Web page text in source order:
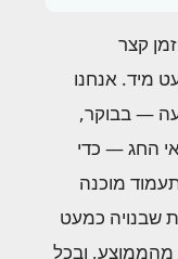
קצר
מיד. אנחנו
— בבוקר,
החג — כדי
מוכנה
שבנויה כמעט
מהממוצע, ובכל